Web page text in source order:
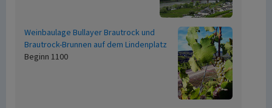
Weinbaulage Bullayer Brautrock und
Brautrock-Brunnen auf dem Lindenplatz
Beginn 1100